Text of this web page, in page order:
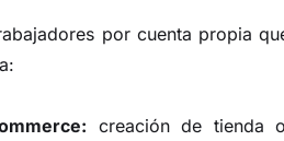
por cuenta propia
creación de tienda